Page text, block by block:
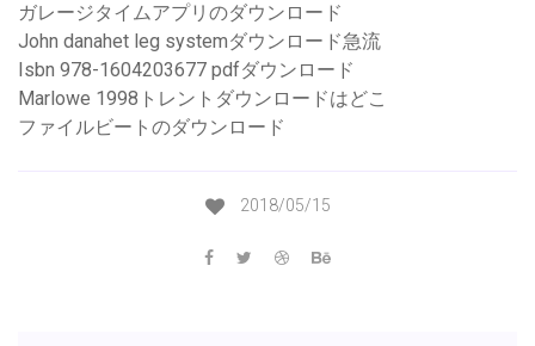
ガレージタイムアプリのダウンロード
John danahet leg systemダウンロード急流
Isbn 978-1604203677 pdfダウンロード
Marlowe 1998トレントダウンロードはどこ
ファイルビートのダウンロード
2018/05/15